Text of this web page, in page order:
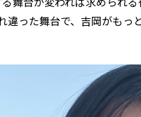
違った舞台で、吉岡がもっ